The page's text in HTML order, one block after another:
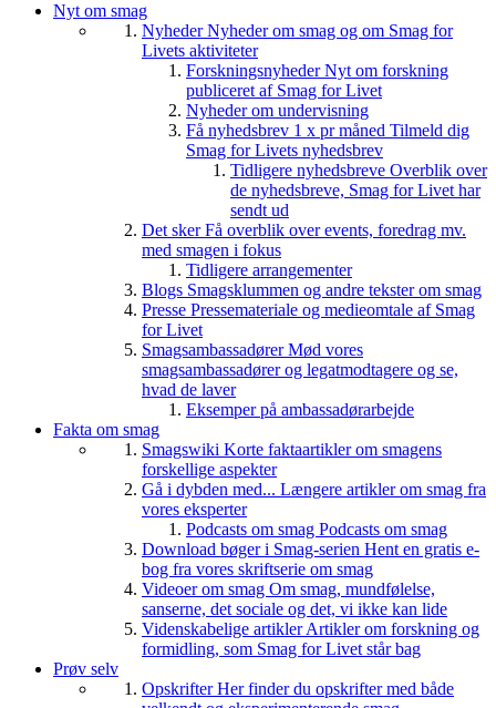
Nyt om smag
NyhederNyheder om smag og om Smag for
Livets aktiviteter
ForskningsnyhederNyt om forskning
publiceret af Smag for Livet
Nyheder om undervisning
Få nyhedsbrev 1 x pr måned Tilmeld dig
Smag for Livets nyhedsbrev
Tidligere nyhedsbreve Overblik over
de nyhedsbreve, Smag for Livet har
sendt ud
Det skerFå overblik over events, foredrag mv.
med smagen i fokus
Tidligere arrangementer
Blogs Smagsklummen og andre tekster om smag
Presse Pressemateriale og medieomtale af Smag
for Livet
SmagsambassadørerMød vores
smagsambassadører og legatmodtagere og se,
hvad de laver
Eksemper på ambassadørarbejde
Fakta om smag
Smagswiki Korte faktaartikler om smagens
forskellige aspekter
Gå i dybden med... Længere artikler om smag fra
vores eksperter
Podcasts om smag Podcasts om smag
Download bøger i Smag-serien Hent en gratis e-
bog fra vores skriftserie om smag
Videoer om smag Om smag, mundfølelse,
sanserne, det sociale og det, vi ikke kan lide
Videnskabelige artiklerArtikler om forskning og
formidling, som Smag for Livet står bag
Prøv selv
OpskrifterHer finder du opskrifter med både